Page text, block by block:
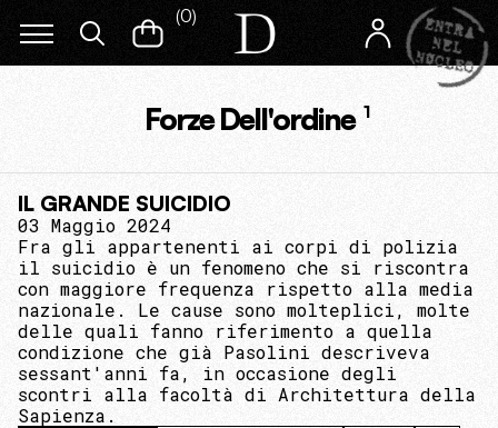
(0)
Forze Dell'ordine 1
IL GRANDE SUICIDIO
03 Maggio 2024
Fra gli appartenenti ai corpi di polizia
il suicidio è un fenomeno che si riscontra
con maggiore frequenza rispetto alla media
nazionale. Le cause sono molteplici, molte
delle quali fanno riferimento a quella
condizione che già Pasolini descriveva
sessant'anni fa, in occasione degli
scontri alla facoltà di Architettura della
Sapienza.